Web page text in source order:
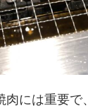
肉には重要で